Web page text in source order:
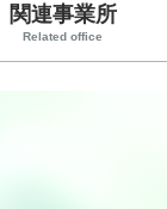
関連事業所
Related office